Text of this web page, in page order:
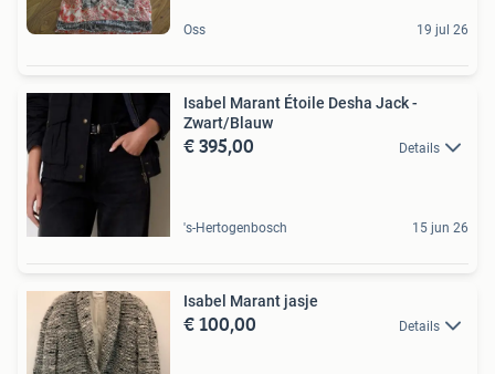
Oss 19 jul 26
Isabel Marant Étoile Desha Jack -
Zwart/Blauw
€ 395,00 Details
's-Hertogenbosch 15 jun 26
Isabel Marant jasje
€ 100,00 Details